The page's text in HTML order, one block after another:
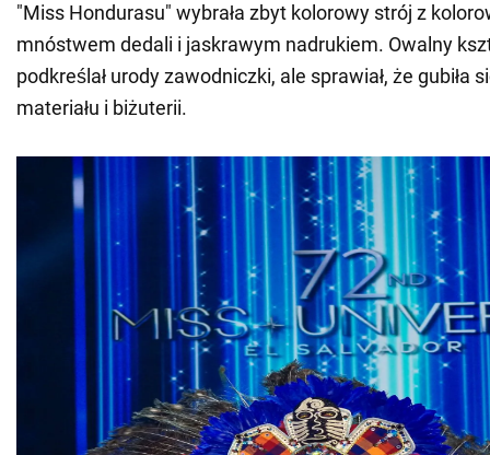
"Miss Hondurasu" wybrała zbyt kolorowy strój z
mnóstwem dedali i jaskrawym nadrukiem. Owalny
podkreślał urody zawodniczki, ale sprawiał, że gubiła
materiału i biżuterii.